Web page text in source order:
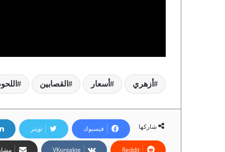
أزهري أسعار القصابين
شاركها فيسبوك تويتر